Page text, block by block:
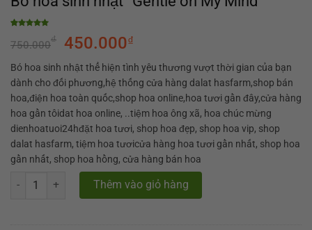
out of 5
based on
rating
750.000₫ 450.000₫
Bó hoa sinh nhật thể hiện tình yêu thương vượt thời gian của bạn
dành cho đối phương,hệ thống cửa hàng dalat hasfarm,shop bán
hoa,điện hoa toàn quốc,shop hoa online,hoa tươi gần đây,cửa hàng
hoa gần tôidat hoa online, ..tiệm hoa ông xã, hoa chúc mừng
dienhoatuoi24hđặt hoa tươi, shop hoa đẹp, shop hoa vip, shop
dalat hasfarm, tiệm hoa tươicửa hàng hoa tươi gần nhất, shop hoa
gần nhất, shop hoa hồng, cửa hàng bán hoa
Bó hoa sinh nhật "Gentle on My Mind " quantity
Thêm vào giỏ hàng